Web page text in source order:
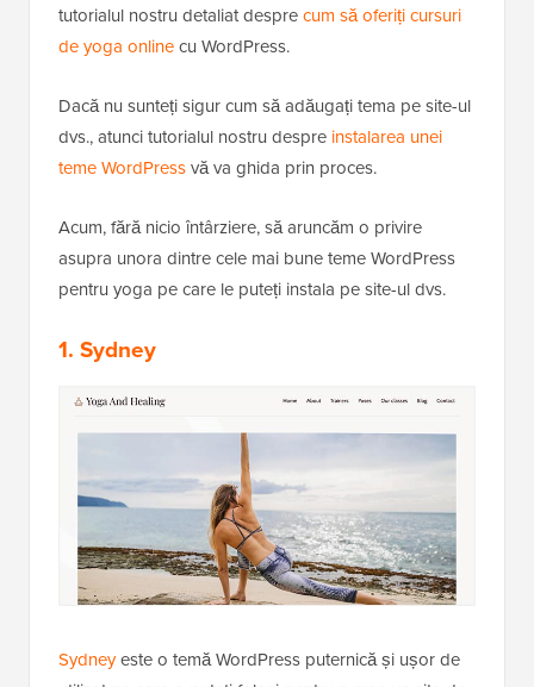
tutorialul nostru detaliat desprecum să oferiți cursuri
de yoga onlinecu WordPress.
Dacă nu sunteți sigur cum să adăugați tema pe site-ul
dvs., atunci tutorialul nostru despre instalarea unei
teme WordPressvă va ghida prin proces.
Acum, fără nicio întârziere, să aruncăm o privire
asupra unora dintre cele mai bune teme WordPress
pentru yoga pe care le puteți instala pe site-ul dvs.
1. Sydney
Sydneyeste o temă WordPress puternică și ușor de